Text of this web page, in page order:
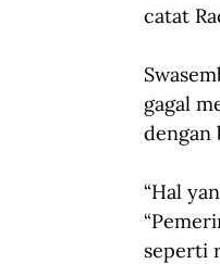
catat
gagal
dengan
“Hal
seperti